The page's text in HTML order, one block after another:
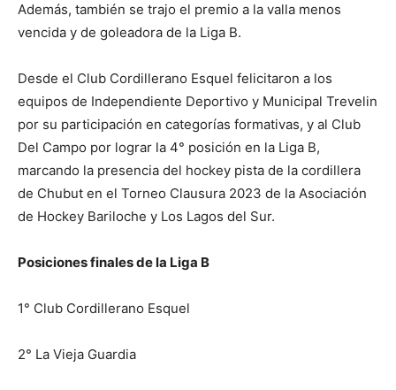
Además, también se trajo el premio a la valla menos
vencida y de goleadora de la Liga B.
Desde el Club Cordillerano Esquel felicitaron a los
equipos de Independiente Deportivo y Municipal Trevelin
por su participación en categorías formativas, y al Club
Del Campo por lograr la 4° posición en la Liga B,
marcando la presencia del hockey pista de la cordillera
de Chubut en el Torneo Clausura 2023 de la Asociación
de Hockey Bariloche y Los Lagos del Sur.
Posiciones finales de la Liga B
1° Club Cordillerano Esquel
2° La Vieja Guardia